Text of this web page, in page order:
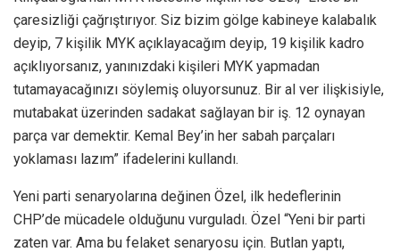
çaresizliği çağrıştırıyor. Siz bizim gölge kabineye kalabalık
deyip, 7 kişilik MYK açıklayacağım deyip, 19 kişilik kadro
açıklıyorsanız, yanınızdaki kişileri MYK yapmadan
tutamayacağınızı söylemiş oluyorsunuz. Bir al ver ilişkisiyle,
mutabakat üzerinden sadakat sağlayan bir iş. 12 oynayan
parça var demektir. Kemal Bey’in her sabah parçaları
yoklaması lazım” ifadelerini kullandı.
Yeni parti senaryolarına değinen Özel, ilk hedeflerinin
CHP’de mücadele olduğunu vurguladı. Özel “Yeni bir parti
zaten var. Ama bu felaket senaryosu için. Butlan yaptı,